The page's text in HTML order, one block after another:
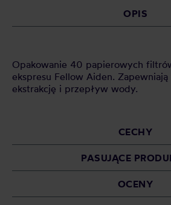
OPIS
Opakowanie 40 papierowych
ekspresu Fellow Aiden.
ekstrakcję i przepływ wody.
CECHY
PASUJĄCE
OCENY